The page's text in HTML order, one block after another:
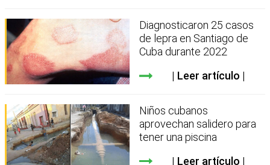
Diagnosticaron 25 casos
de lepra en Santiago de
Cuba durante 2022
Leer artículo
Niños cubanos
aprovechan salidero para
tener una piscina
Leer artículo